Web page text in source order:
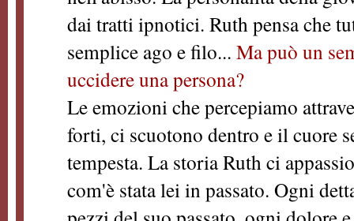
dai tratti ipnotici. Ruth pensa che
semplice ago e filo... Ma può un
uccidere una persona?
Le emozioni che percepiamo
forti, ci scuotono dentro e il cuore
tempesta. La storia Ruth ci
com'è stata lei in passato. Ogni